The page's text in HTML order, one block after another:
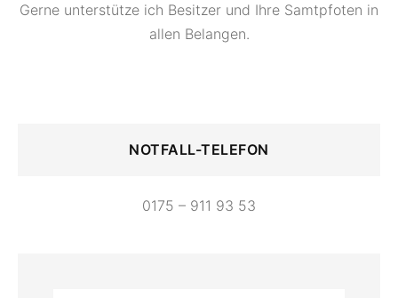
Gerne unterstütze ich Besitzer und Ihre Samtpfoten in
allen Belangen.
NOTFALL-TELEFON
0175 – 911 93 53